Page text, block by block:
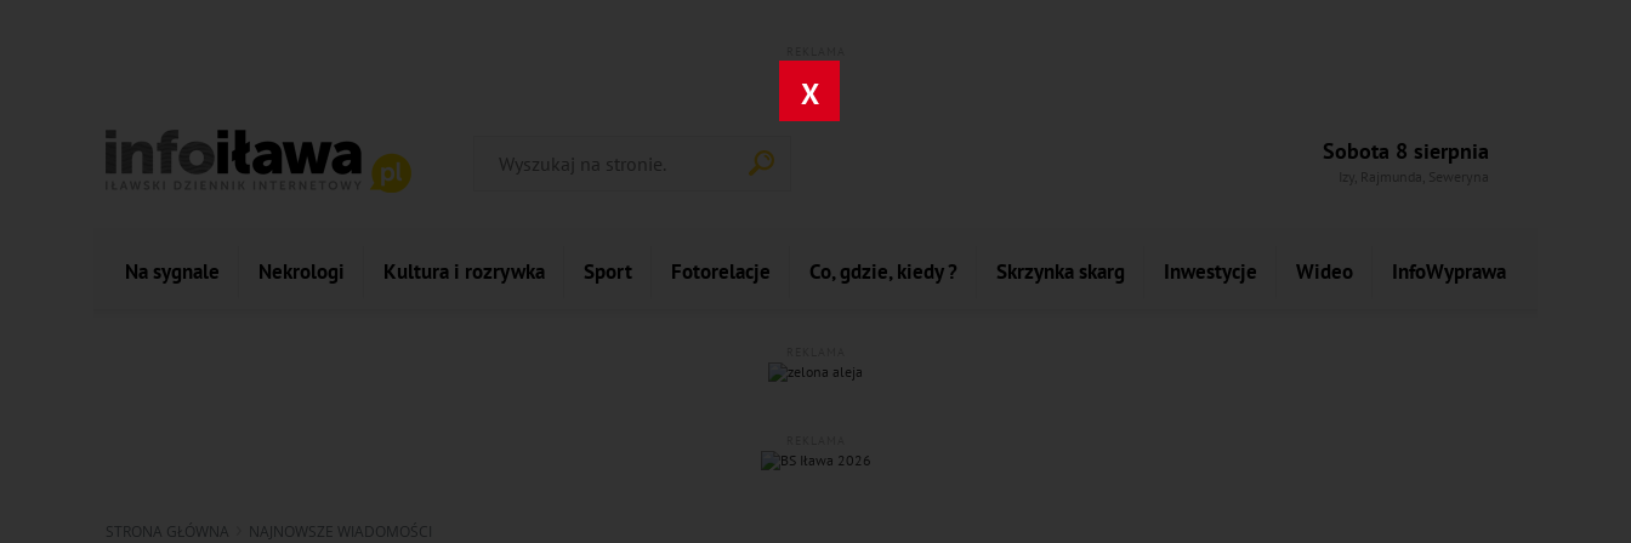
X
Sobota 8 sierpnia
Izy, Rajmunda, Seweryna
Na sygnale Nekrologi Kultura i rozrywka Sport Fotorelacje Co, gdzie, kiedy ? Skrzynka skarg Inwestycje Wideo InfoWyprawa
STRONA GŁÓWNA NAJNOWSZE WIADOMOŚCI